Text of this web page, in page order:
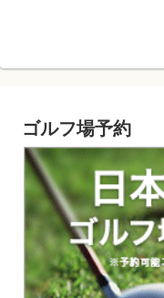
ゴルフ場予約